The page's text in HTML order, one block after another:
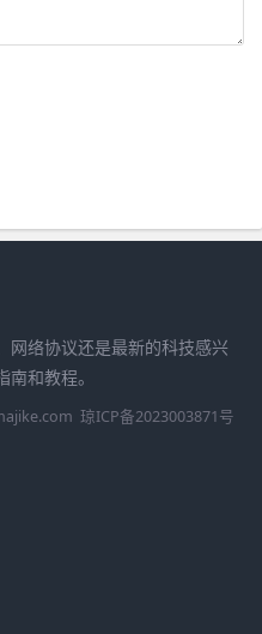
网络协议还是最新的科技感兴
和教程。
琼ICP备2023003871号